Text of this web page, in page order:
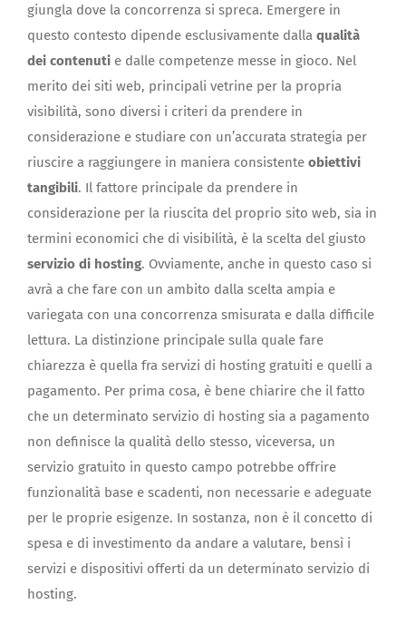
giungla dove la concorrenza si spreca. Emergere in
questo contesto dipende esclusivamente dalla qualità
dei contenuti e dalle competenze messe in gioco. Nel
merito dei siti web, principali vetrine per la propria
visibilità, sono diversi i criteri da prendere in
considerazione e studiare con un’accurata strategia per
riuscire a raggiungere in maniera consistente obiettivi
tangibili. Il fattore principale da prendere in
considerazione per la riuscita del proprio sito web, sia in
termini economici che di visibilità, è la scelta del giusto
servizio di hosting. Ovviamente, anche in questo caso si
avrà a che fare con un ambito dalla scelta ampia e
variegata con una concorrenza smisurata e dalla difficile
lettura. La distinzione principale sulla quale fare
chiarezza è quella fra servizi di hosting gratuiti e quelli a
pagamento. Per prima cosa, è bene chiarire che il fatto
che un determinato servizio di hosting sia a pagamento
non definisce la qualità dello stesso, viceversa, un
servizio gratuito in questo campo potrebbe offrire
funzionalità base e scadenti, non necessarie e adeguate
per le proprie esigenze. In sostanza, non è il concetto di
spesa e di investimento da andare a valutare, bensì i
servizi e dispositivi offerti da un determinato servizio di
hosting.